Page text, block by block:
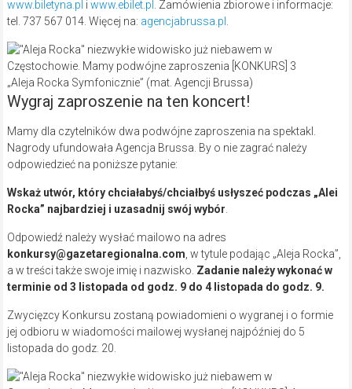
www.biletyna.pl i www.ebilet.pl
. Zamówienia zbiorowe i informacje:
tel. 737 567 014. Więcej na: agencjabrussa.pl
„Aleja Rocka Symfonicznie” (mat. Agencji Brussa)
Wygraj zaproszenie na ten koncert!
Mamy dla czytelników dwa podwójne zaproszenia na spektakl.
Nagrody ufundowała Agencja Brussa. By o nie zagrać należy
odpowiedzieć na poniższe pytanie:
Wskaż utwór, który chciałabyś/chciałbyś usłyszeć podczas „Alei
Rocka” najbardziej i uzasadnij swój wybór
Odpowiedź należy wysłać mailowo na adres
konkursy@gazetaregionalna.com , w tytule podając „Aleja Rocka”,
a w treści także swoje imię i nazwisko. Zadanie należy wykonać w
terminie od 3 listopada od godz. 9 do 4 listopada do godz. 9.
Zwycięzcy Konkursu zostaną powiadomieni o wygranej i o formie
jej odbioru w wiadomości mailowej wysłanej najpóźniej do 5
listopada do godz. 20.